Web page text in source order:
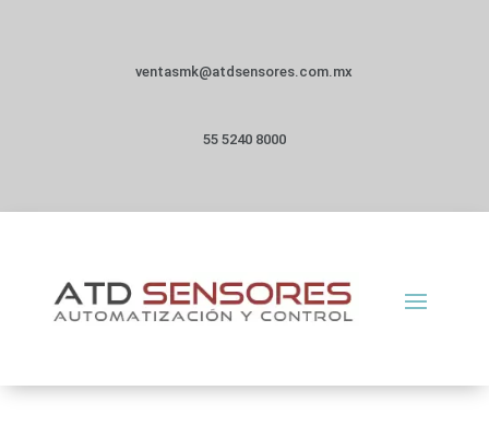
ventasmk@atdsensores.com.mx
55 5240 8000